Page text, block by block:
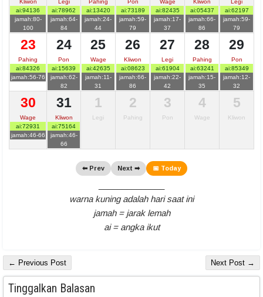
Kliwon
ai:94136
jamah:80-
100
Legi
ai:78962
jamah:64-
84
Pahing
ai:13420
jamah:24-
44
Pon
ai:73189
jamah:59-
79
Wage
ai:82435
jamah:17-
37
Kliwon
ai:05437
jamah:66-
86
Legi
ai:62197
jamah:59-
79
23
Pahing
ai:84326
jamah:56-76
24
Pon
ai:15639
jamah:62-
82
25
Wage
ai:42635
jamah:11-
31
26
Kliwon
ai:08623
jamah:66-
86
27
Legi
ai:61904
jamah:22-
42
28
Pahing
ai:63241
jamah:15-
35
29
Pon
ai:85349
jamah:12-
32
30
Wage
ai:72931
jamah:46-66
31
Kliwon
ai:75164
jamah:46-
66
1
Legi
2
Pahing
3
Pon
4
Wage
5
Kliwon
⬅ Prev Next ➡ 📅 Today
warna kuning adalah hari saat ini
jamah = jarak lemah
ai = angka ikut
← Previous Post Next Post →
Tinggalkan Balasan